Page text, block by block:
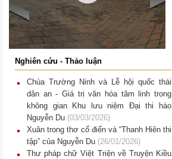
Nghiên cứu - Thảo luận
Chùa Trường Ninh và Lễ hội quốc thái
dân an - Giá trị văn hóa tâm linh trong
không gian Khu lưu niệm Đại thi hào
Nguyễn Du (03/03/2026)
Xuân trong thơ cổ điển và “Thanh Hiên thi
tập” của Nguyễn Du (26/01/2026)
Thư pháp chữ Việt Triện về Truyện Kiều